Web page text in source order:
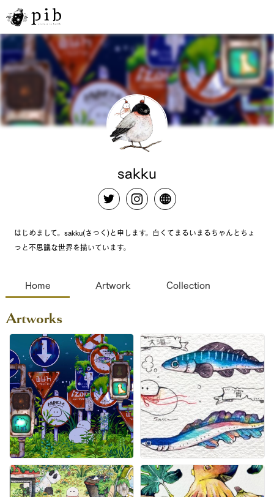
sakku
はじめまして。sakku(さっく)と申します。白くてまるいまるちゃんとちょ
っと不思議な世界を描いています。
Home Artwork Collection
Artworks